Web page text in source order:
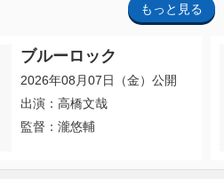
もっと見る
ブルーロック
2026年08月07日（金）公開
出演：高橋文哉
監督：瀧悠輔